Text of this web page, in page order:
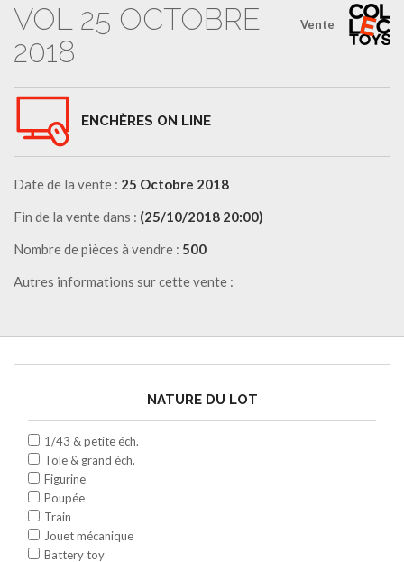
Vente
VOL 25 OCTOBRE
2018
ENCHÈRES ON LINE
Date de la vente : 25 Octobre 2018
Fin de la vente dans : (25/10/2018 20:00)
Nombre de pièces à vendre : 500
Autres informations sur cette vente :
NATURE DU LOT
1/43 & petite éch.
Tole & grand éch.
Figurine
Poupée
Train
Jouet mécanique
Battery toy